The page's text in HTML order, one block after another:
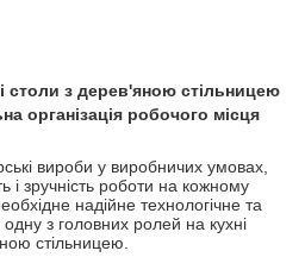
столи з дерев'яною стільницею
організація робочого місця
вироби у виробничих умовах,
і зручність роботи на кожному
надійне технологічне та
з головних ролей на кухні
стільницею.